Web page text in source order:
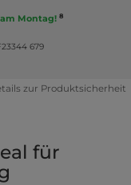
Montag! 8
679
zur Produktsicherheit
für